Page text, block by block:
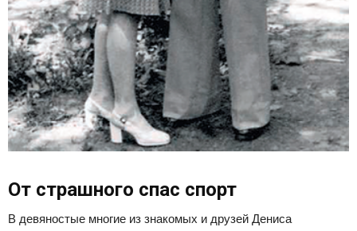
От страшного спас спорт
В девяностые многие из знакомых и друзей Дениса